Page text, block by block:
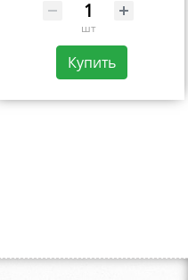
шт
Купить